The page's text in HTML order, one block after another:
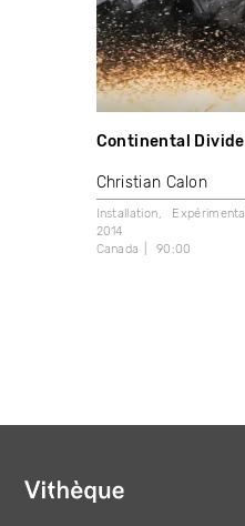
Continental Divide
Christian Calon
Installation
Expérimental
2014
Canada
90:00